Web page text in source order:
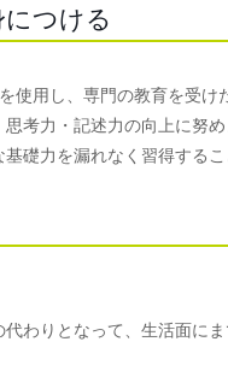
つける
用し、専門の教育を受け
考力・記述力の向上に努
礎力を漏れなく習得するこ
わりとなって、生活面に